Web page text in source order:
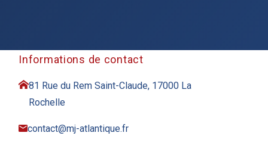
Informations de contact
81 Rue du Rem Saint-Claude, 17000 La
Rochelle
contact@mj-atlantique.fr